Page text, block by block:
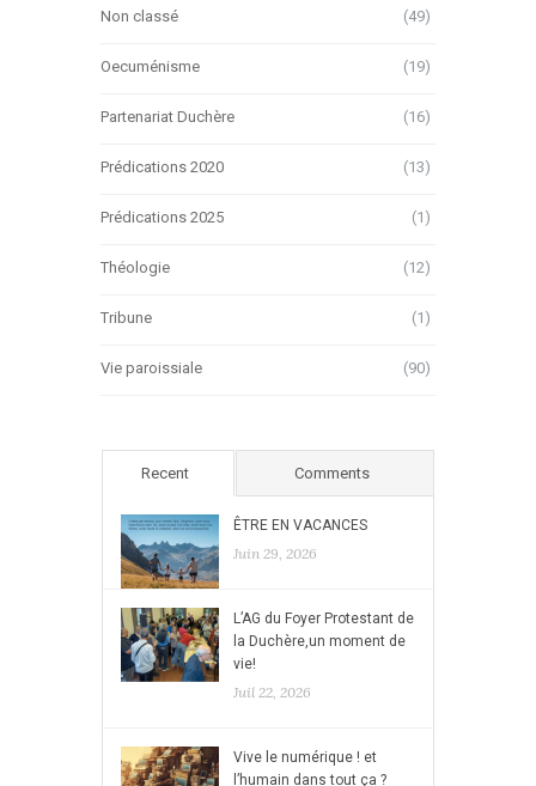
Non classé (49)
Oecuménisme (19)
Partenariat Duchère (16)
Prédications 2020 (13)
Prédications 2025 (1)
Théologie (12)
Tribune (1)
Vie paroissiale (90)
Recent Comments
ÊTRE EN VACANCES
Juin 29, 2026
L’AG du Foyer Protestant de
la Duchère,un moment de
vie!
Juil 22, 2026
Vive le numérique ! et
l’humain dans tout ça ?